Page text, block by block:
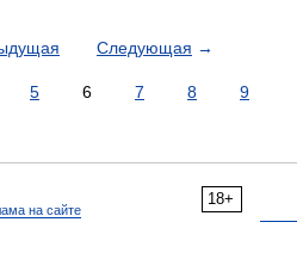
Следующая →
5 6 7 8
9
18+
на сайте